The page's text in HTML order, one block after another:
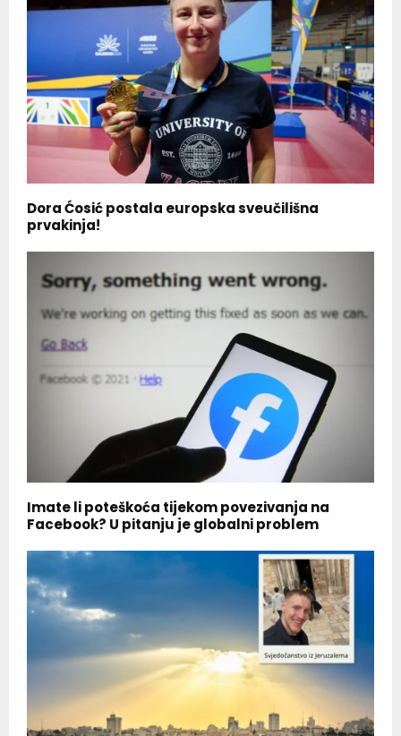
Dora Ćosić postala europska sveučilišna
prvakinja!
Imate li poteškoća tijekom povezivanja na
Facebook? U pitanju je globalni problem